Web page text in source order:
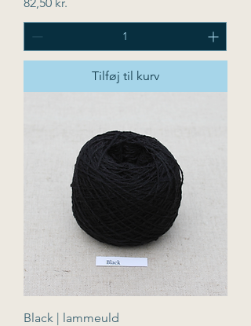
Tilføj til kurv
Black | lammeuld